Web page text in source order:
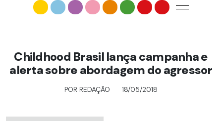
Childhood Brasil lança campanha e
alerta sobre abordagem do agressor
POR REDAÇÃO 18/05/2018